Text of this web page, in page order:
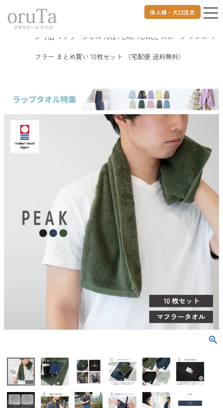
法人様・大口注文
トップページ
PEAK TOWEL
今治 マフラータオル 10枚 PEAK TOWEL スポーツ メンズ マ
フラー まとめ買い 10枚セット （宅配便 送料無料）